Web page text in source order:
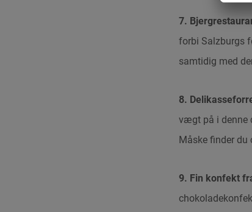
7.
forbi Salzburgs
samtidig med
8.
vægt på i denne
Måske finder du
9. Fin konfekt